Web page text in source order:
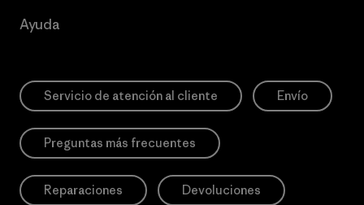
Ayuda
Servicio de atención al cliente Envío
Preguntas más frecuentes
Reparaciones Devoluciones